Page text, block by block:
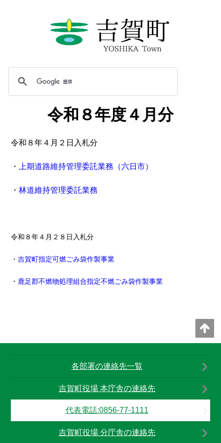
令和８年度４月分
令和８年４月２日入札分
・ 上期道路維持管理委託業務（六日市）
・林道維持管理委託業務
令和８年４月２８日入札分
・吉賀町指定可燃ごみ袋作製事業
・ 鹿足郡不燃物処理組合指定不燃ごみ袋作製事業
各部署の連絡先一覧
吉賀町役場 本庁舎の連絡先
代表電話:0856-77-1111
吉賀町役場 分庁舎の連絡先